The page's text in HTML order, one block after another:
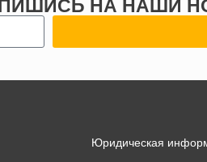
НА НАШИ
Юридическая